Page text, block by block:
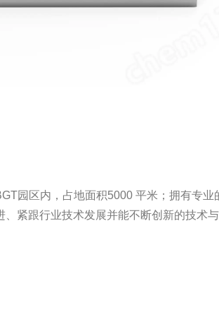
园区内，占地面积5000 平米；拥有专业
紧跟行业技术发展并能不断创新的技术